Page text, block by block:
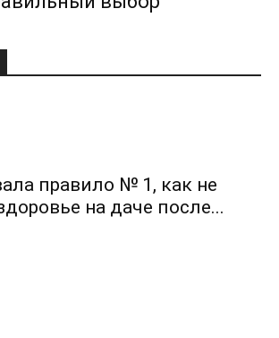
правило № 1, как не
на даче после...